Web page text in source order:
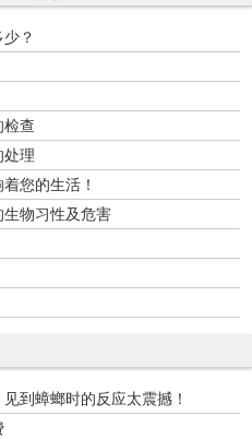
？
检查
处理
您的生活！
物习性及危害
到蟑螂时的反应太震撼！